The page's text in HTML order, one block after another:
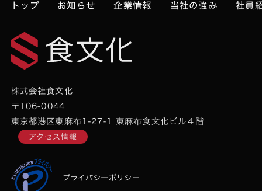
トップ お知らせ 企業情報 当社の強み 社員
株式会社食文化
〒106-0044
東京都港区東麻布1-27-1 東麻布食文化ビル４階
アクセス情報
プライバシーポリシー